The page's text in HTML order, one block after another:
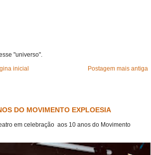
"universo".
Postagem mais antiga
inicial
DO MOVIMENTO EXPLOESIA
em celebração aos 10 anos do Movimento